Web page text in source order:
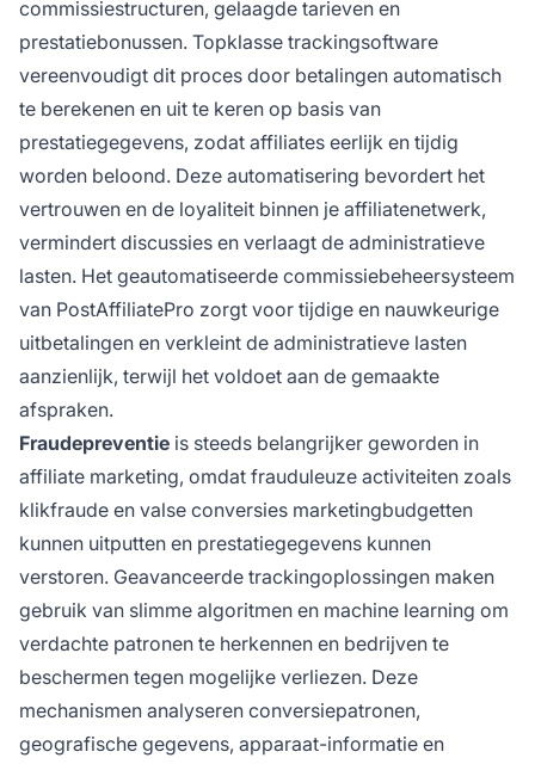
commissiestructuren, gelaagde tarieven en
prestatiebonussen. Topklasse trackingsoftware
vereenvoudigt dit proces door betalingen automatisch
te berekenen en uit te keren op basis van
prestatiegegevens, zodat affiliates eerlijk en tijdig
worden beloond. Deze automatisering bevordert het
vertrouwen en de loyaliteit binnen je affiliatenetwerk,
vermindert discussies en verlaagt de administratieve
lasten. Het geautomatiseerde commissiebeheersysteem
van PostAffiliatePro zorgt voor tijdige en nauwkeurige
uitbetalingen en verkleint de administratieve lasten
aanzienlijk, terwijl het voldoet aan de gemaakte
afspraken.
Fraudepreventie is steeds belangrijker geworden in
affiliate marketing, omdat frauduleuze activiteiten zoals
klikfraude en valse conversies marketingbudgetten
kunnen uitputten en prestatiegegevens kunnen
verstoren. Geavanceerde trackingoplossingen maken
gebruik van slimme algoritmen en machine learning om
verdachte patronen te herkennen en bedrijven te
beschermen tegen mogelijke verliezen. Deze
mechanismen analyseren conversiepatronen,
geografische gegevens, apparaat-informatie en